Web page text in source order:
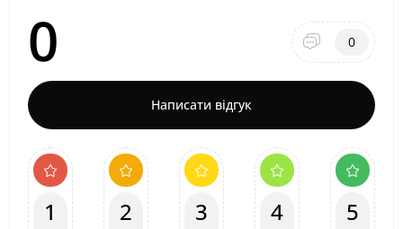
0 0
Написати відгук
1 2 3 4 5